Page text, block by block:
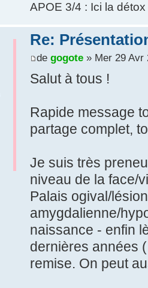
APOE 3/4 : Ici la
Re:
de gogote» Mer 29 Avr
Salut à tous !
Rapide message
partage complet,
Je suis très
niveau de la face/
Palais ogival/
amygdalienne/
naissance - enfin
dernières années
remise. On peut